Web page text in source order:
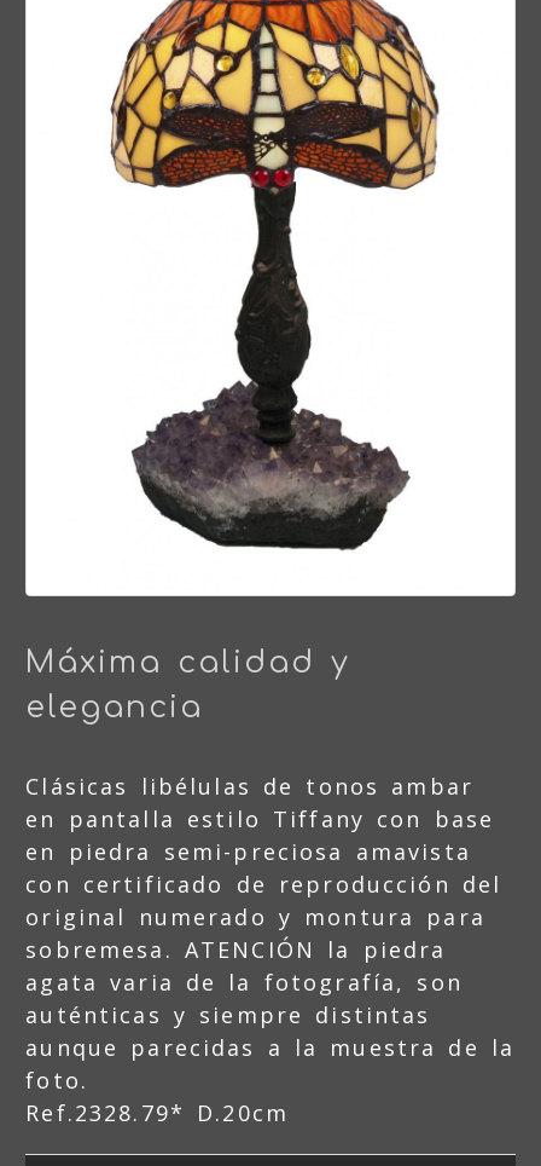
Máxima calidad y
elegancia
Clásicas libélulas de tonos ambar
en pantalla estilo Tiffany con base
en piedra semi-preciosa amavista
con certificado de reproducción del
original numerado y montura para
sobremesa. ATENCIÓN la piedra
agata varia de la fotografía, son
auténticas y siempre distintas
aunque parecidas a la muestra de la
foto.
Ref.2328.79* D.20cm